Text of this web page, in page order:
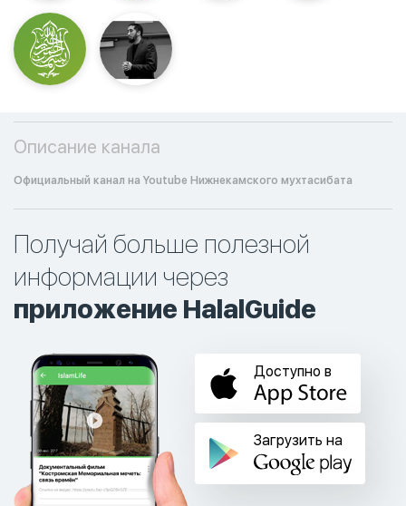
Описание канала
Официальный канал на Youtube Нижнекамского мухтасибата
Получай больше полезной
информации через
приложение HalalGuide
Доступно в
Загрузить на